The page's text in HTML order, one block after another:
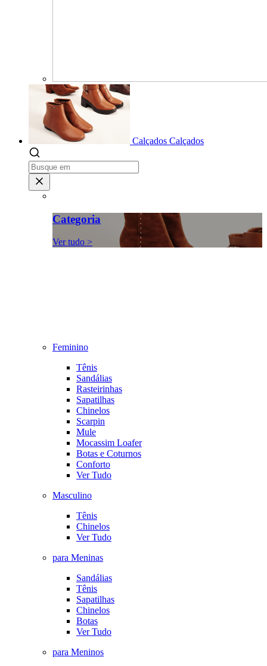
Calçados Calçados
Categoria
Ver tudo >
Feminino
Tênis
Sandálias
Rasteirinhas
Sapatilhas
Chinelos
Scarpin
Mule
Mocassim Loafer
Botas e Coturnos
Conforto
Ver Tudo
Masculino
Tênis
Chinelos
Ver Tudo
para Meninas
Sandálias
Tênis
Sapatilhas
Chinelos
Botas
Ver Tudo
para Meninos